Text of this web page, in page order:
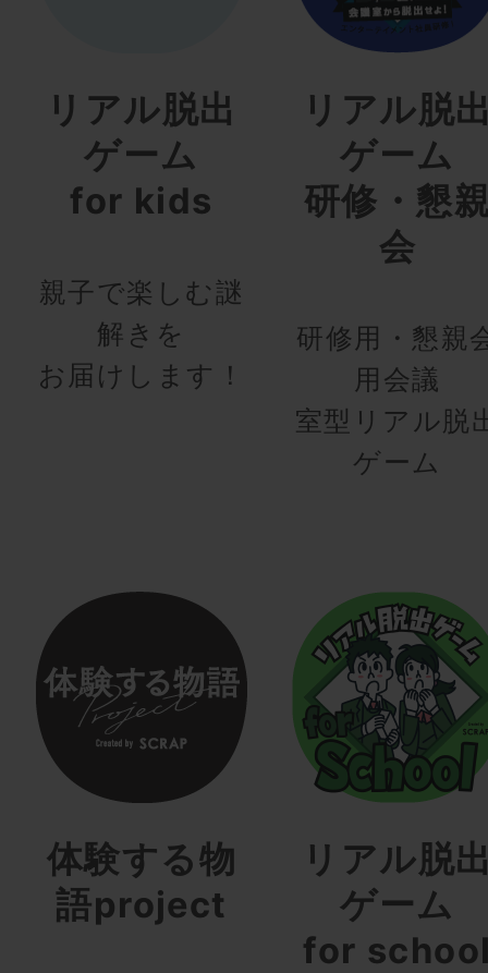
リアル脱出
ゲーム
for kids
親子で楽しむ謎
解きを
お届けします！
リアル脱
ゲーム
研修・懇
会
研修用・懇親
用会議
室型リアル脱
ゲーム
体験する物
語project
リアル脱
ゲーム
for